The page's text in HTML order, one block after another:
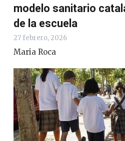
modelo sanitario
de la escuela
27 febrero, 2026
Maria Roca